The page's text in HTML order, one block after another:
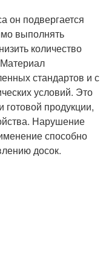
он подвергается
выполнять
количество
стандартов и с
условий. Это
готовой продукции,
Нарушение
способно
досок.